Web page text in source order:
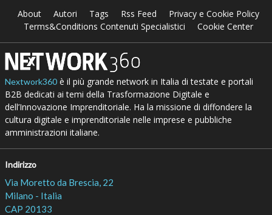
About Autori Tags Rss Feed
Privacy e Cookie Policy
Terms&Conditions Contenuti Specialistici
Cookie Center
Nextwork360è il più grande network in Italia di testate e portali
B2B dedicati ai temi della Trasformazione Digitale e
dell’Innovazione Imprenditoriale. Ha la missione di diffondere la
cultura digitale e imprenditoriale nelle imprese e pubbliche
amministrazioni italiane.
Indirizzo
Via Moretto da Brescia, 22
Milano - Italia
CAP 20133